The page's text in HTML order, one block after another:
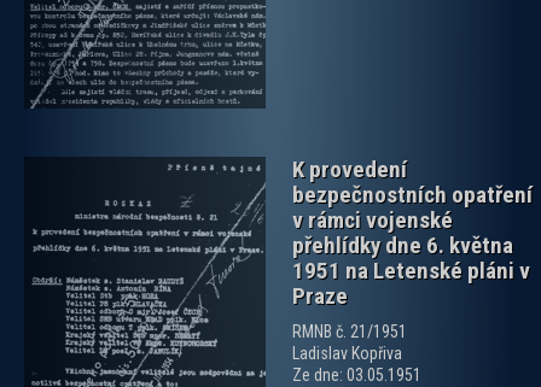
K provedení
bezpečnostních opatření
v rámci vojenské
přehlídky dne 6. května
1951 na Letenské pláni v
Praze
RMNB č. 21/1951
Ladislav Kopřiva
Ze dne: 03.05.1951
zobrazit PDF dokument